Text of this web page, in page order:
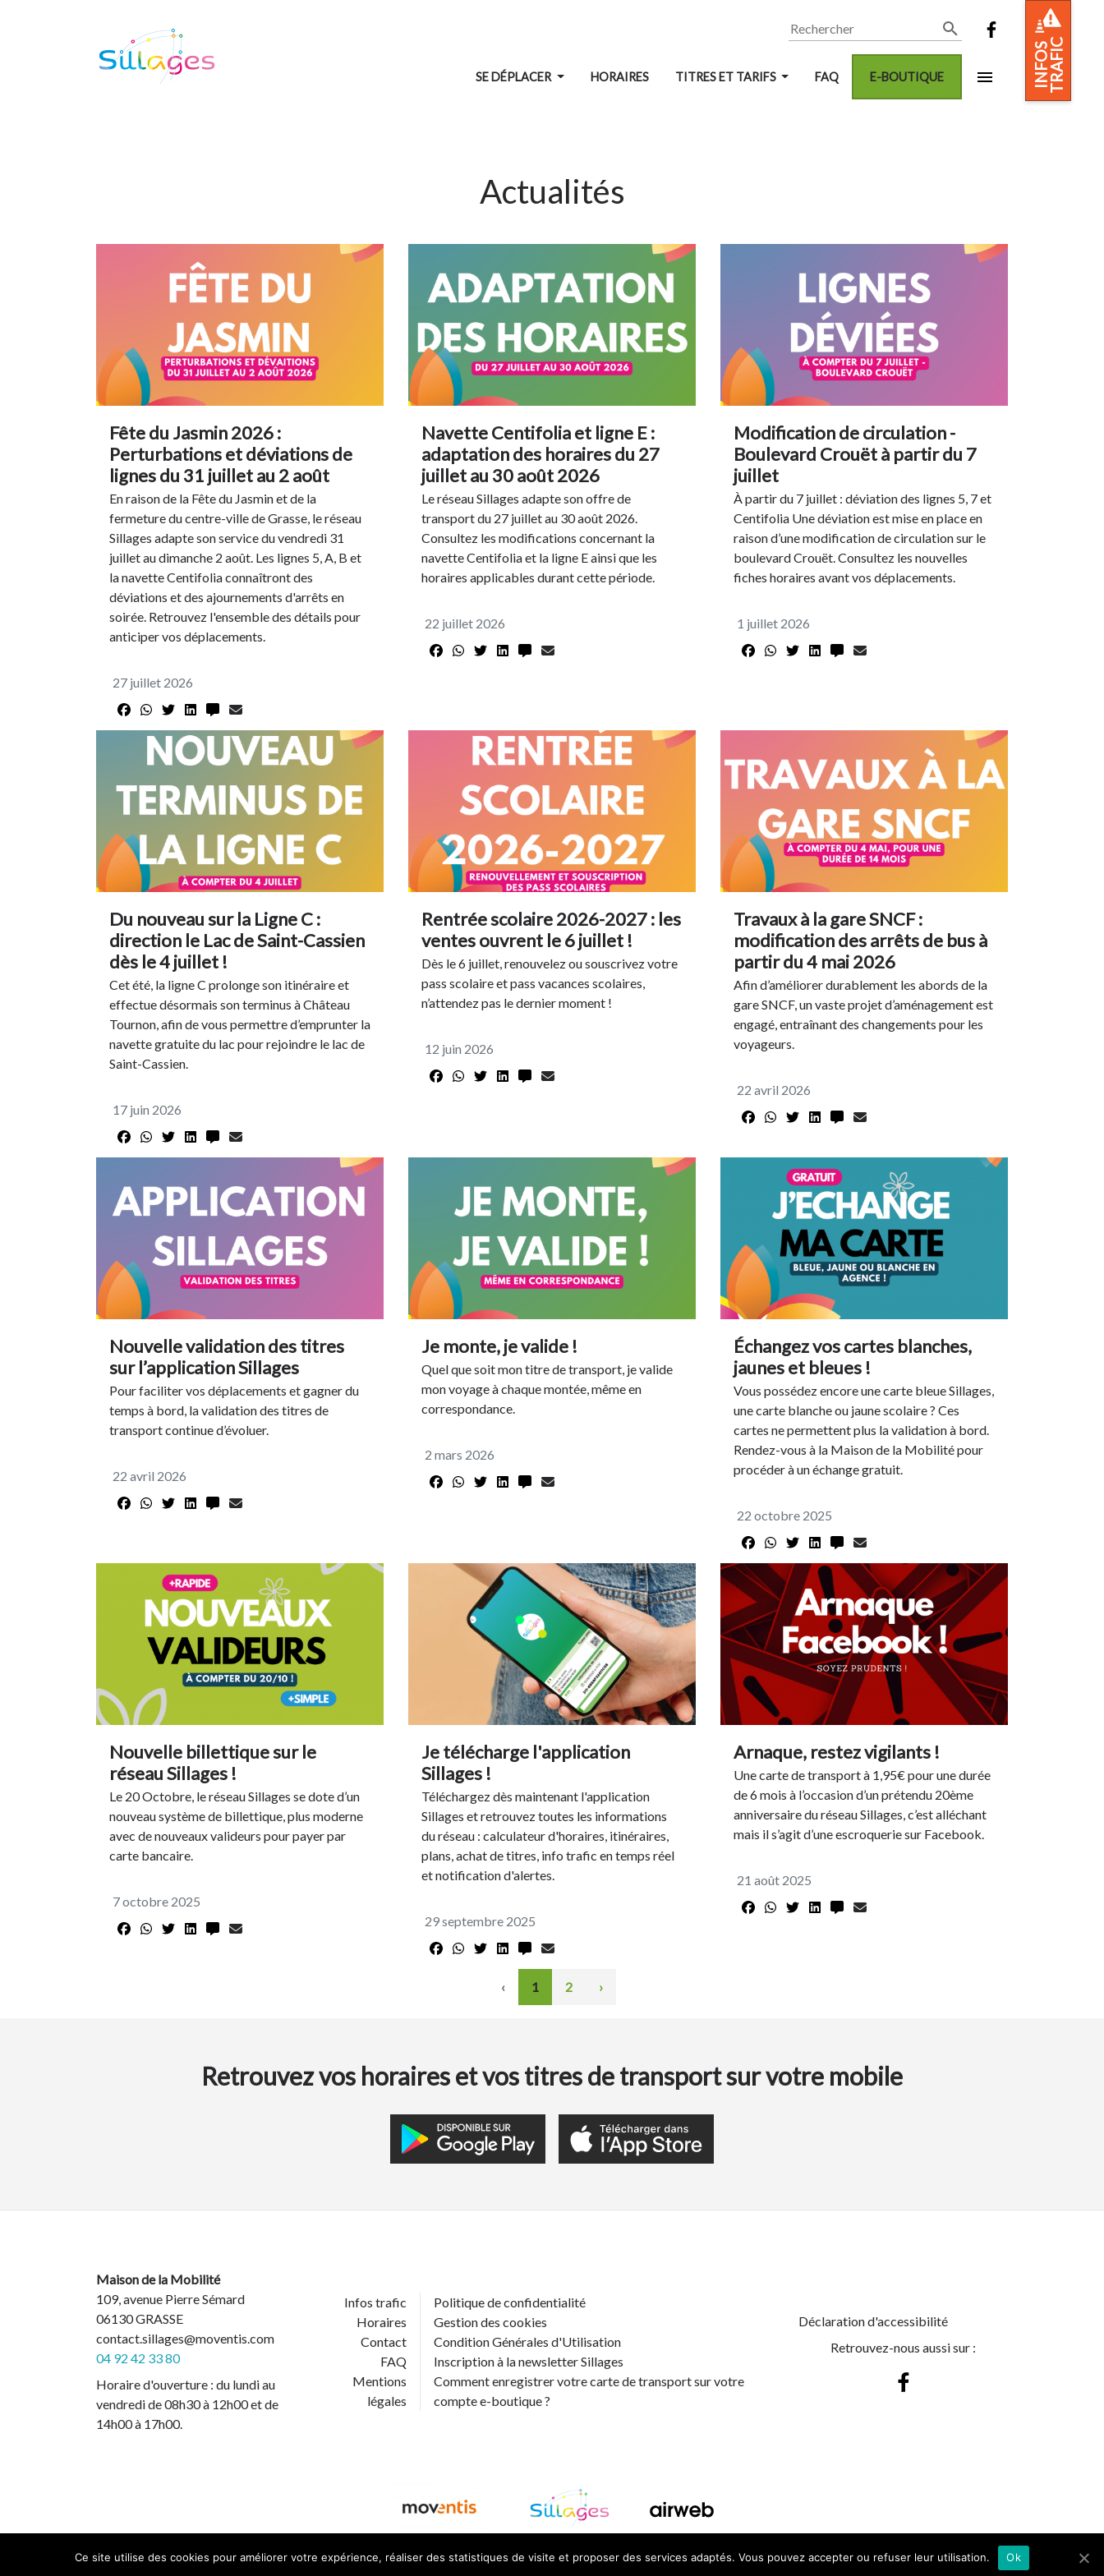
INFOSTRAFIC
Rechercher
SE DÉPLACER HORAIRES TITRES ET TARIFS FAQ E-BOUTIQUE
Actualités
Fête du Jasmin 2026 :
Perturbations et déviations de
lignes du 31 juillet au 2 août
En raison de la Fête du Jasmin et de la
fermeture du centre-ville de Grasse, le réseau
Sillages adapte son service du vendredi 31
juillet au dimanche 2 août. Les lignes 5, A, B et
la navette Centifolia connaîtront des
déviations et des ajournements d'arrêts en
soirée. Retrouvez l'ensemble des détails pour
anticiper vos déplacements.
27 juillet 2026
Navette Centifolia et ligne E :
adaptation des horaires du 27
juillet au 30 août 2026
Le réseau Sillages adapte son offre de
transport du 27 juillet au 30 août 2026.
Consultez les modifications concernant la
navette Centifolia et la ligne E ainsi que les
horaires applicables durant cette période.
22 juillet 2026
Modification de circulation -
Boulevard Crouët à partir du 7
juillet
À partir du 7 juillet : déviation des lignes 5, 7 et
Centifolia Une déviation est mise en place en
raison d’une modification de circulation sur le
boulevard Crouët. Consultez les nouvelles
fiches horaires avant vos déplacements.
1 juillet 2026
Du nouveau sur la Ligne C :
direction le Lac de Saint-Cassien
dès le 4 juillet !
Cet été, la ligne C prolonge son itinéraire et
effectue désormais son terminus à Château
Tournon, afin de vous permettre d’emprunter la
navette gratuite du lac pour rejoindre le lac de
Saint-Cassien.
17 juin 2026
Rentrée scolaire 2026-2027 : les
ventes ouvrent le 6 juillet !
Dès le 6 juillet, renouvelez ou souscrivez votre
pass scolaire et pass vacances scolaires,
n’attendez pas le dernier moment !
12 juin 2026
Travaux à la gare SNCF :
modification des arrêts de bus à
partir du 4 mai 2026
Afin d’améliorer durablement les abords de la
gare SNCF, un vaste projet d’aménagement est
engagé, entraînant des changements pour les
voyageurs.
22 avril 2026
Nouvelle validation des titres
sur l’application Sillages
Pour faciliter vos déplacements et gagner du
temps à bord, la validation des titres de
transport continue d’évoluer.
22 avril 2026
Je monte, je valide !
Quel que soit mon titre de transport, je valide
mon voyage à chaque montée, même en
correspondance.
2 mars 2026
Échangez vos cartes blanches,
jaunes et bleues !
Vous possédez encore une carte bleue Sillages,
une carte blanche ou jaune scolaire ? Ces
cartes ne permettent plus la validation à bord.
Rendez-vous à la Maison de la Mobilité pour
procéder à un échange gratuit.
22 octobre 2025
Nouvelle billettique sur le
réseau Sillages !
Le 20 Octobre, le réseau Sillages se dote d’un
nouveau système de billettique, plus moderne
avec de nouveaux valideurs pour payer par
carte bancaire.
7 octobre 2025
Je télécharge l'application
Sillages !
Téléchargez dès maintenant l'application
Sillages et retrouvez toutes les informations
du réseau : calculateur d'horaires, itinéraires,
plans, achat de titres, info trafic en temps réel
et notification d'alertes.
29 septembre 2025
Arnaque, restez vigilants !
Une carte de transport à 1,95€ pour une durée
de 6 mois à l’occasion d’un prétendu 20ème
anniversaire du réseau Sillages, c’est alléchant
mais il s’agit d’une escroquerie sur Facebook.
21 août 2025
‹ 1 2 ›
Retrouvez vos horaires et vos titres de transport sur votre mobile
Maison de la Mobilité
109, avenue Pierre Sémard
06130 GRASSE
contact.sillages@moventis.com
04 92 42 33 80
Horaire d'ouverture : du lundi au
vendredi de 08h30 à 12h00 et de
14h00 à 17h00.
Infos trafic
Horaires
Contact
FAQ
Mentions
légales
Politique de confidentialité
Gestion des cookies
Condition Générales d'Utilisation
Inscription à la newsletter Sillages
Comment enregistrer votre carte de transport sur votre
compte e-boutique ?
Déclaration d'accessibilité
Retrouvez-nous aussi sur :
Ce site utilise des cookies pour améliorer votre expérience, réaliser des statistiques de visite et proposer des services adaptés. Vous pouvez accepter ou refuser leur utilisation. Ok